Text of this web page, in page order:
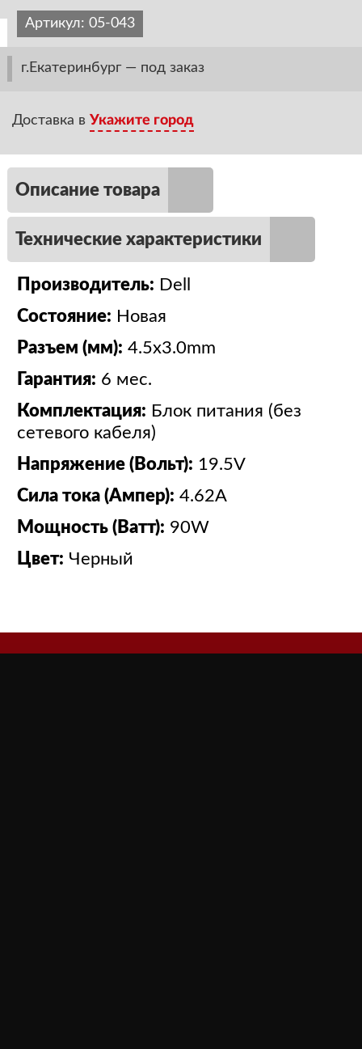
Артикул: 05-043
г.Екатеринбург — под заказ
Доставка в Укажите город
Описание товара
Технические характеристики
Производитель: Dell
Состояние: Новая
Разъем (мм): 4.5x3.0mm
Гарантия: 6 мес.
Комплектация: Блок питания (без
сетевого кабеля)
Напряжение (Вольт): 19.5V
Сила тока (Ампер): 4.62A
Мощность (Ватт): 90W
Цвет: Черный